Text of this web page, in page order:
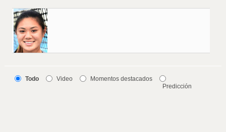
Todo Video
Momentos destacados
Predicción